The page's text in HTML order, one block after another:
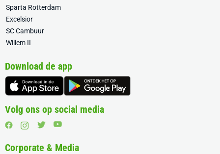
Sparta Rotterdam
Excelsior
SC Cambuur
Willem II
Download de app
Volg ons op social media
Corporate & Media